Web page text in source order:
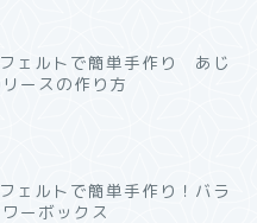
ェルトで簡単手作り あじ
ースの作り方
ェルトで簡単手作り！バラ
ーボックス